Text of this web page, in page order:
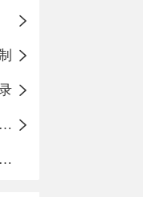
基层政务公开标准化目录
职业卫生检测评价信息